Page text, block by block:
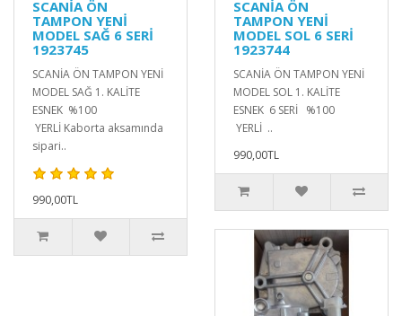
SCANİA ÖN
TAMPON YENİ
MODEL SAĞ 6 SERİ
1923745
SCANİA ÖN TAMPON YENİ
MODEL SAĞ 1. KALİTE
ESNEK %100
YERLİ Kaborta aksamında
sipari..
990,00TL
SCANİA ÖN
TAMPON YENİ
MODEL SOL 6 SERİ
1923744
SCANİA ÖN TAMPON YENİ
MODEL SOL 1. KALİTE
ESNEK 6 SERİ %100
YERLİ ..
990,00TL